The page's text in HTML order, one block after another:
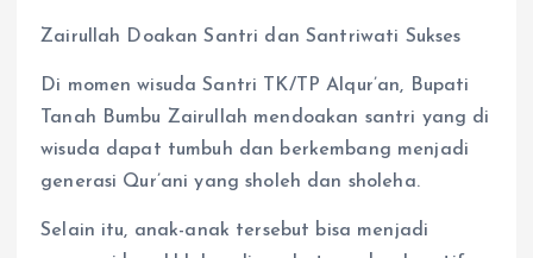
Zairullah Doakan Santri dan Santriwati Sukses
Di momen wisuda Santri TK/TP Alqur’an, Bupati
Tanah Bumbu Zairullah mendoakan santri yang di
wisuda dapat tumbuh dan berkembang menjadi
generasi Qur’ani yang sholeh dan sholeha.
Selain itu, anak-anak tersebut bisa menjadi